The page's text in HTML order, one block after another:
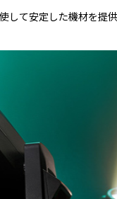
使して安定した機材を